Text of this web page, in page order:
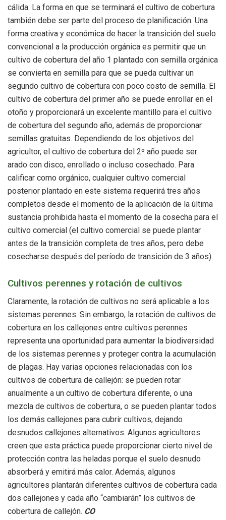
cálida. La forma en que se terminará el cultivo de cobertura
también debe ser parte del proceso de planificación. Una
forma creativa y económica de hacer la transición del suelo
convencional a la producción orgánica es permitir que un
cultivo de cobertura del año 1 plantado con semilla orgánica
se convierta en semilla para que se pueda cultivar un
segundo cultivo de cobertura con poco costo de semilla. El
cultivo de cobertura del primer año se puede enrollar en el
otoño y proporcionará un excelente mantillo para el cultivo
de cobertura del segundo año, además de proporcionar
semillas gratuitas. Dependiendo de los objetivos del
agricultor, el cultivo de cobertura del 2º año puede ser
arado con disco, enrollado o incluso cosechado. Para
calificar como orgánico, cualquier cultivo comercial
posterior plantado en este sistema requerirá tres años
completos desde el momento de la aplicación de la última
sustancia prohibida hasta el momento de la cosecha para el
cultivo comercial (el cultivo comercial se puede plantar
antes de la transición completa de tres años, pero debe
cosecharse después del período de transición de 3 años).
Cultivos perennes y rotación de cultivos
Claramente, la rotación de cultivos no será aplicable a los
sistemas perennes. Sin embargo, la rotación de cultivos de
cobertura en los callejones entre cultivos perennes
representa una oportunidad para aumentar la biodiversidad
de los sistemas perennes y proteger contra la acumulación
de plagas. Hay varias opciones relacionadas con los
cultivos de cobertura de callejón: se pueden rotar
anualmente a un cultivo de cobertura diferente, o una
mezcla de cultivos de cobertura, o se pueden plantar todos
los demás callejones para cubrir cultivos, dejando
desnudos callejones alternativos. Algunos agricultores
creen que esta práctica puede proporcionar cierto nivel de
protección contra las heladas porque el suelo desnudo
absorberá y emitirá más calor. Además, algunos
agricultores plantarán diferentes cultivos de cobertura cada
dos callejones y cada año “cambiarán” los cultivos de
cobertura de callejón. CO